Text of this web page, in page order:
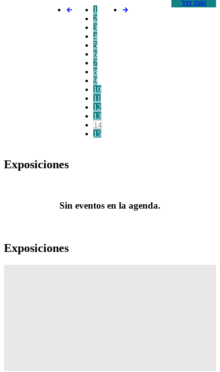
Ver más
1
2
3
4
5
6
7
8
9
10
11
12
13
14
15
Exposiciones
Sin eventos en la agenda.
Exposiciones